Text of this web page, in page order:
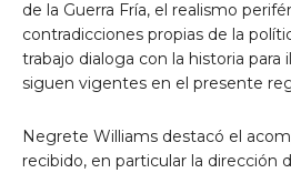
de la Guerra Fría, el realismo
contradicciones propias de la
trabajo dialoga con la historia para
siguen vigentes en el presente
Negrete Williams destacó el
recibido, en particular la dirección